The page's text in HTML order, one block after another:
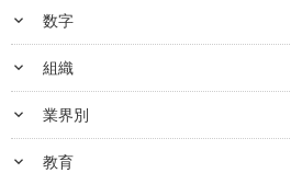
keyboard_arrow_down 数字
keyboard_arrow_down 組織
keyboard_arrow_down 業界別
keyboard_arrow_down 教育